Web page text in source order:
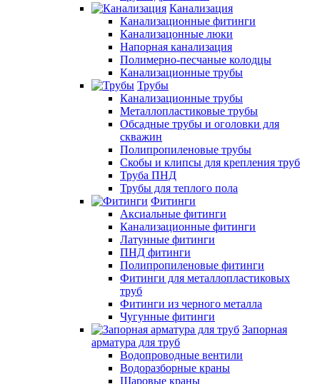
Канализация
Канализационные фитинги
Канализацонные люки
Напорная канализация
Полимерно-песчаные колодцы
Канализационные трубы
Трубы
Канализационные трубы
Металлопластиковые трубы
Обсадные трубы и оголовки для
скважин
Полипропиленовые трубы
Скобы и клипсы для крепления труб
Труба ПНД
Трубы для теплого пола
Фитинги
Аксиальные фитинги
Канализационные фитинги
Латунные фитинги
ПНД фитинги
Полипропиленовые фитинги
Фитинги для металлопластиковых
труб
Фитинги из черного металла
Чугунные фитинги
Запорная
арматура для труб
Водопроводные вентили
Водоразборные краны
Шаровые краны